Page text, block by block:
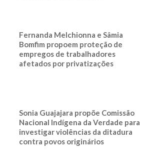
Fernanda Melchionna e Sâmia
Bomfim propoem proteção de
empregos de trabalhadores
afetados por privatizações
Sonia Guajajara propõe Comissão
Nacional Indígena da Verdade para
investigar violências da ditadura
contra povos originários